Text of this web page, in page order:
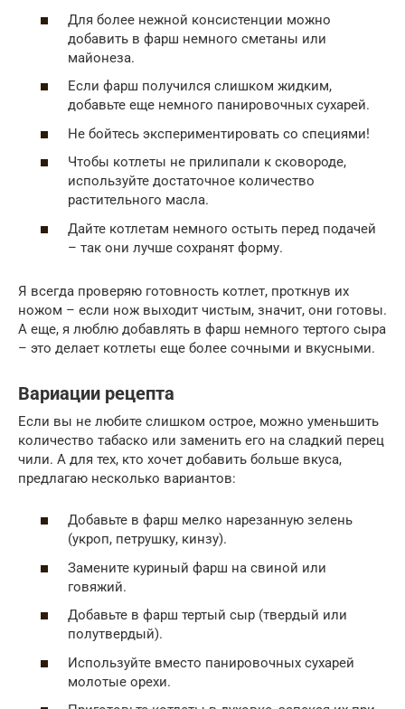
Для более нежной консистенции можно
добавить в фарш немного сметаны или
майонеза.
Если фарш получился слишком жидким,
добавьте еще немного панировочных сухарей.
Не бойтесь экспериментировать со специями!
Чтобы котлеты не прилипали к сковороде,
используйте достаточное количество
растительного масла.
Дайте котлетам немного остыть перед подачей
– так они лучше сохранят форму.
Я всегда проверяю готовность котлет, проткнув их
ножом – если нож выходит чистым, значит, они готовы.
А еще, я люблю добавлять в фарш немного тертого сыра
– это делает котлеты еще более сочными и вкусными.
Вариации рецепта
Если вы не любите слишком острое, можно уменьшить
количество табаско или заменить его на сладкий перец
чили. А для тех, кто хочет добавить больше вкуса,
предлагаю несколько вариантов:
Добавьте в фарш мелко нарезанную зелень
(укроп, петрушку, кинзу).
Замените куриный фарш на свиной или
говяжий.
Добавьте в фарш тертый сыр (твердый или
полутвердый).
Используйте вместо панировочных сухарей
молотые орехи.